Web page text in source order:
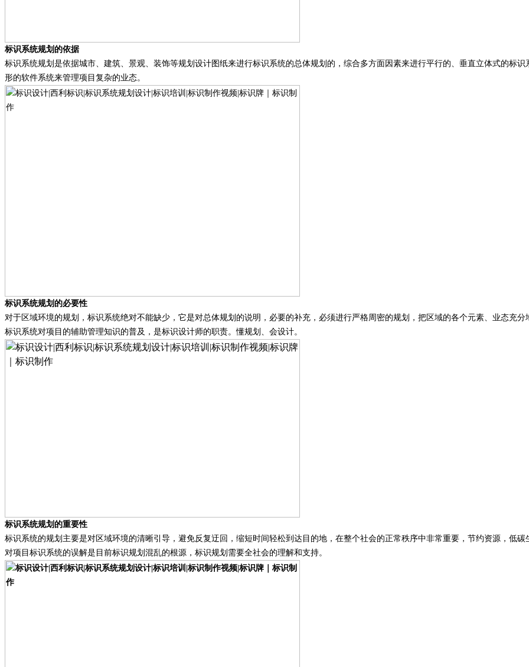
标识系统规划的依据
标识系统规划是依据城市、建筑、景观、装饰等规划设计图纸来进行标识系统的总体规划的，综合多方面因素来进行平行的、垂直立体式的标
形的软件系统来管理项目复杂的业态。
标识系统规划的必要性
对于区域环境的规划，标识系统绝对不能缺少，它是对总体规划的说明，必要的补充，必须进行严格周密的规划，把区域的各个元素、业态充分
标识系统对项目的辅助管理知识的普及，是标识设计师的职责。懂规划、会设计。
标识系统规划的重要性
标识系统的规划主要是对区域环境的清晰引导，避免反复迂回，缩短时间轻松到达目的地，在整个社会的正常秩序中非常重要，节约资源，低碳
对项目标识系统的误解是目前标识规划混乱的根源，标识规划需要全社会的理解和支持。